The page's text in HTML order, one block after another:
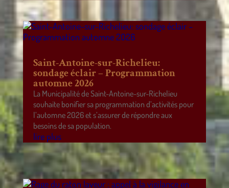
Saint-Antoine-sur-Richelieu:
sondage éclair – Programmation
automne 2026
La Municipalité de Saint-Antoine-sur-Richelieu
souhaite bonifier sa programmation d’activités pour
l’automne 2026 et s’assurer de répondre aux
besoins de sa population.
lire plus